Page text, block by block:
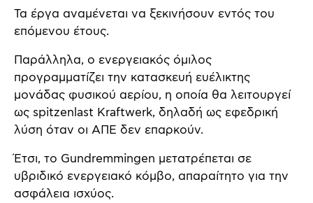
Τα έργα αναμένεται να ξεκινήσουν εντός του
επόμενου έτους.
Παράλληλα, ο ενεργειακός όμιλος
προγραμματίζει την κατασκευή ευέλικτης
μονάδας φυσικού αερίου, η οποία θα λειτουργεί
ως spitzenlast Kraftwerk, δηλαδή ως εφεδρική
λύση όταν οι ΑΠΕ δεν επαρκούν.
Έτσι, το Gundremmingen μετατρέπεται σε
υβριδικό ενεργειακό κόμβο, απαραίτητο για την
ασφάλεια ισχύος.